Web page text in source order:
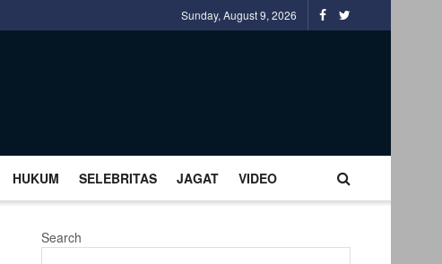
Sunday, August 9, 2026
HUKUM SELEBRITAS JAGAT VIDEO
Search